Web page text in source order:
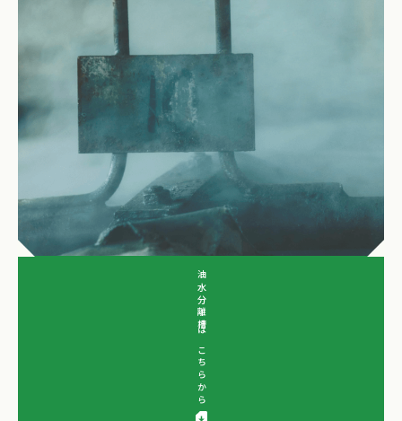
油水分離槽はこちらから